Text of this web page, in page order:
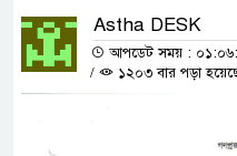
Astha DESK
আপডেট সময় :
/
১২০৩ বার পড়া